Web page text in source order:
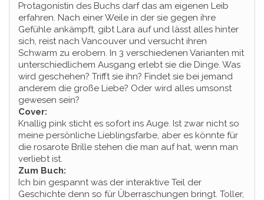
Protagonistin des Buchs darf das am eigenen Leib
erfahren. Nach einer Weile in der sie gegen ihre
Gefühle ankämpft, gibt Lara auf und lässt alles hinter
sich, reist nach Vancouver und versucht ihren
Schwarm zu erobern. In 3 verschiedenen Varianten mit
unterschiedlichem Ausgang erlebt sie die Dinge. Was
wird geschehen? Trifft sie ihn? Findet sie bei jemand
anderem die große Liebe? Oder wird alles umsonst
gewesen sein?
Cover:
Knallig pink sticht es sofort ins Auge. Ist zwar nicht so
meine persönliche Lieblingsfarbe, aber es könnte für
die rosarote Brille stehen die man auf hat, wenn man
verliebt ist.
Zum Buch:
Ich bin gespannt was der interaktive Teil der
Geschichte denn so für Überraschungen bringt. Toller,